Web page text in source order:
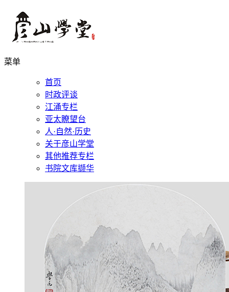
菜单
首页
时政评谈
江涌专栏
亚太瞭望台
人·自然·历史
关于彦山学堂
其他推荐专栏
书院文库撷华